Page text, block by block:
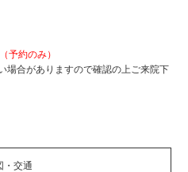
（予約のみ）
合がありますので確認の上ご来院下
・交通